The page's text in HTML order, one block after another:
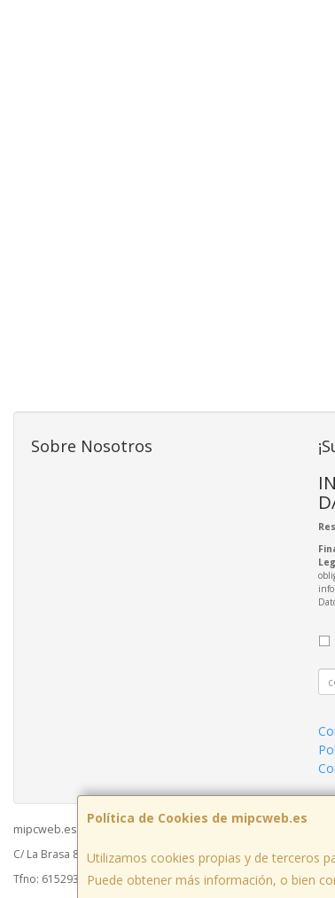
Política de Cookies de mipcweb.es
Utilizamos cookies propias y de terceros
Puede obtener más información, o bien
Sobre Nosotros
mipcweb.es © 2026
C/ La Brasa 8 - Acceso Galerías del Mercado - Oficina 49003,
Tfno: 615293988 / 980 70 06 42